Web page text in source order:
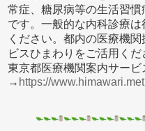
常症、糖尿病等の生活習
です。一般的な内科診療
ください。都内の医療機
ビスひまわりをご活用くだ
東京都医療機関案内サー
→ https://